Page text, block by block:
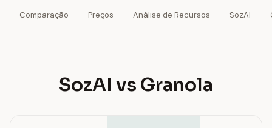
Comparação Preços Análise de Recursos SozAI
SozAI vs Granola